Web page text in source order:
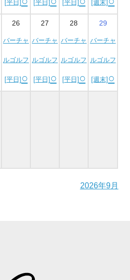
[平日] [平日] [平日] [週末]
26
バーチャ
ルゴルフ
[平日] ○
27
バーチャ
ルゴルフ
[平日] ○
28
バーチャ
ルゴルフ
[平日] ○
29
バーチャ
ルゴルフ
[週末] ○
2026年9月